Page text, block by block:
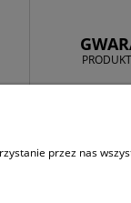
przez nas